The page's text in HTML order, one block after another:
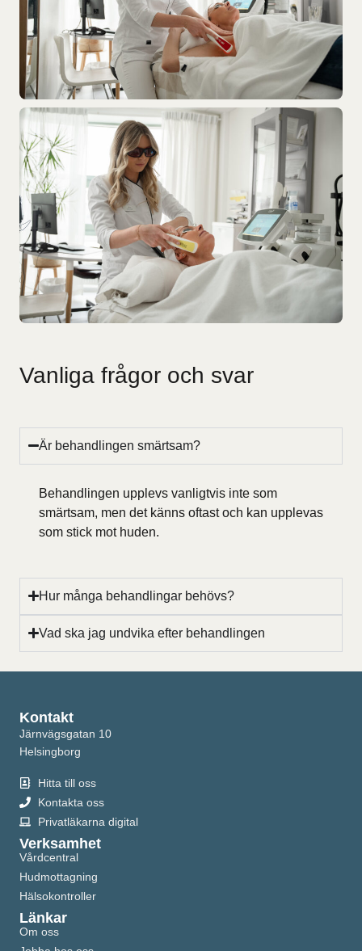
Vanliga frågor och svar
Är behandlingen smärtsam?
Behandlingen upplevs vanligtvis inte som
smärtsam, men det känns oftast och kan upplevas
som stick mot huden.
Hur många behandlingar behövs?
Vad ska jag undvika efter behandlingen
Verksamhet
Vårdcentral
Hudmottagning
Hälsokontroller
Länkar
Om oss
Kontakt
Järnvägsgatan 10
Helsingborg
Hitta till oss
Kontakta oss
Privatläkarna digital